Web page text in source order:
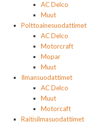
AC Delco
Muut
Polttoainesuodattimet
AC Delco
Motorcraft
Mopar
Muut
Ilmansuodattimet
AC Delco
Muut
Motorcaft
Raitisilmasuodattimet